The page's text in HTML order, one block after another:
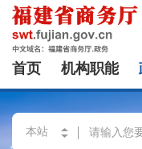
首页 机构职能